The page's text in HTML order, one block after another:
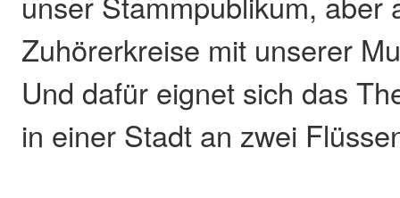
Zuhörerkreise mit unserer
Und dafür eignet sich das
in einer Stadt an zwei